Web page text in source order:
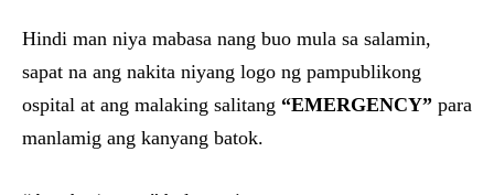
Hindi man niya mabasa nang buo mula sa salamin,
sapat na ang nakita niyang logo ng pampublikong
ospital at ang malaking salitang “EMERGENCY” para
manlamig ang kanyang batok.